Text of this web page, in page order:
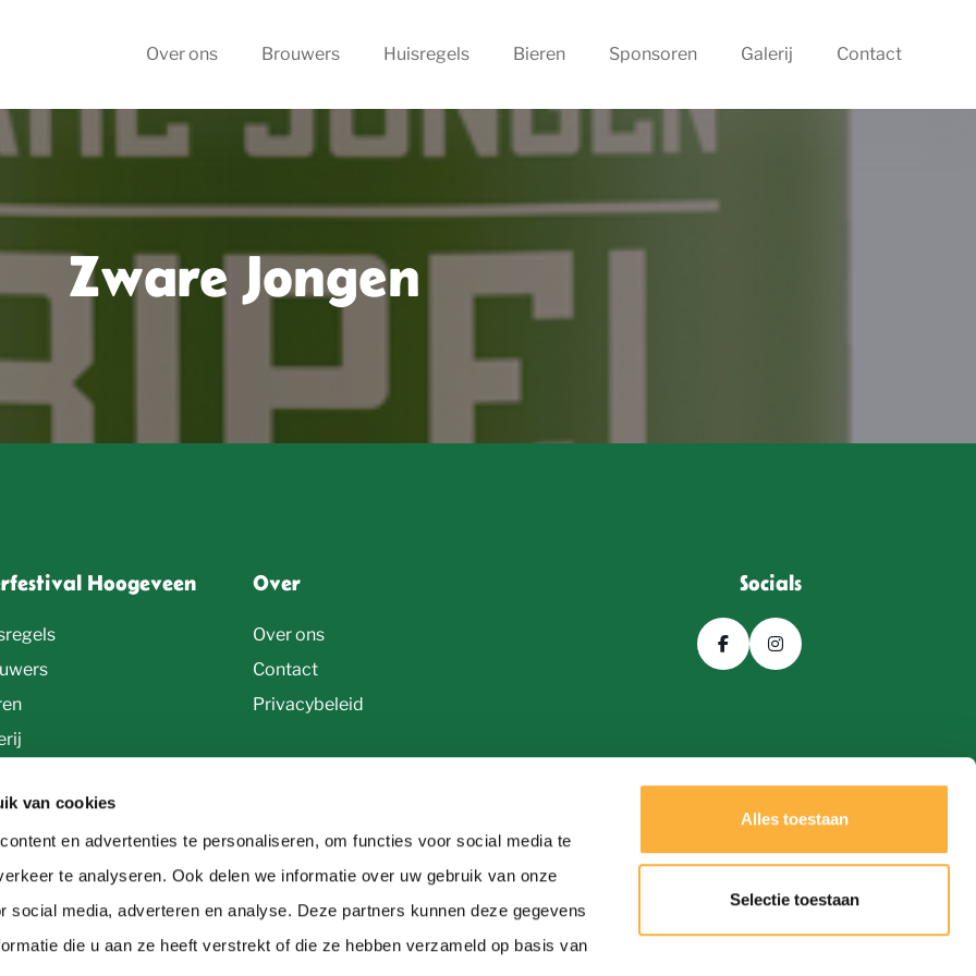
van cookies
en advertenties te personaliseren, om functies voor social media te
te analyseren. Ook delen we informatie over uw gebruik van onze
social media, adverteren en analyse. Deze partners kunnen deze gegevens
die u aan ze heeft verstrekt of die ze hebben verzameld op basis van
Alles toestaan
Selectie toestaan
Over ons
Brouwers Huisregels Bieren Sponsoren Galerij Contact
Zware Jongen
Hoogeveen Over
Over ons
Contact
Privacybeleid
Socials